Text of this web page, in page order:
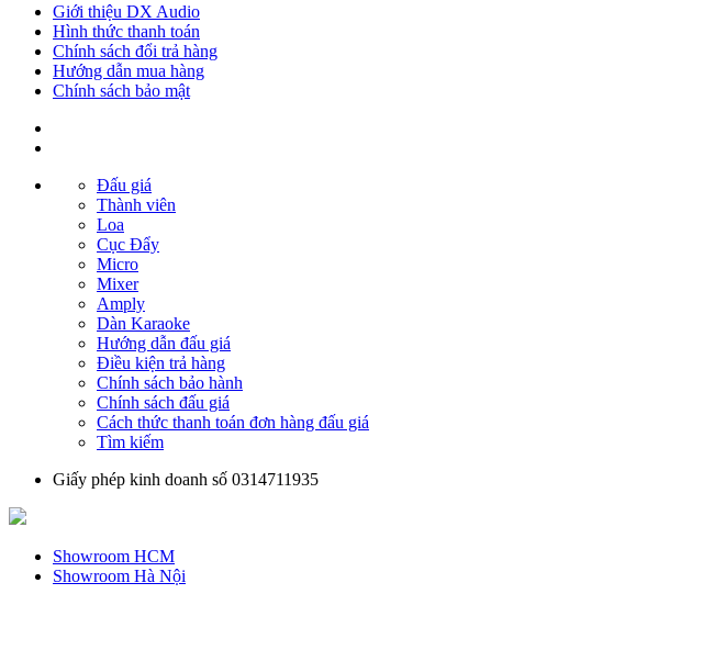
Giới thiệu DX Audio
Hình thức thanh toán
Chính sách đổi trả hàng
Hướng dẫn mua hàng
Chính sách bảo mật
Đấu giá
Thành viên
Loa
Cục Đẩy
Micro
Mixer
Amply
Dàn Karaoke
Hướng dẫn đấu giá
Điều kiện trả hàng
Chính sách bảo hành
Chính sách đấu giá
Cách thức thanh toán đơn hàng đấu giá
Tìm kiếm
Giấy phép kinh doanh số 0314711935
Showroom HCM
Showroom Hà Nội